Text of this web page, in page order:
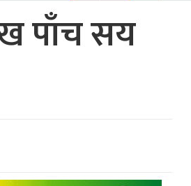
पाँच सय